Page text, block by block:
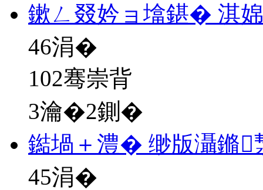
鏉ㄥ叕妗ョ墖鍖� 淇
46涓�
102骞崇背
3瀹�2鍘�
鐑堝＋澧� 缈版灄鏅
45涓�